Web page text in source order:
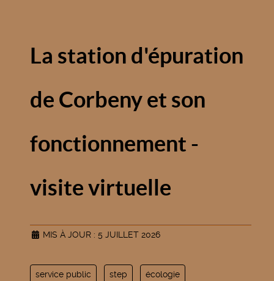
La station d'épuration
de Corbeny et son
fonctionnement -
visite virtuelle
MIS À JOUR : 5 JUILLET 2026
service public step écologie